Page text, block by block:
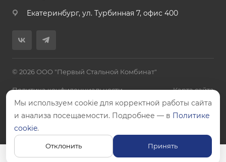
Екатеринбург, ул. Турбинная 7, офис 400
© 2026 ООО "Первый Стальной Комбинат"
Политика конфиденциальности Карта сайта
Цены, указанные на сайте, не являются публичной офертой.
Мы используем cookie для корректной работы сайта
и анализа посещаемости. Подробнее — в Политике
cookie.
Отклонить Принять